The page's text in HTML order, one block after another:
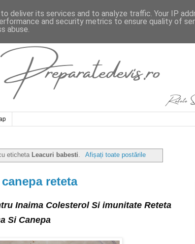
eticheta Leacuri babesti. Afișați toate postările
reteta
Inaima Colesterol Si imunitate Reteta
Si Canepa
deliver its services and to analyze traffic. Your IP
and security metrics to ensure quality of
abuse.